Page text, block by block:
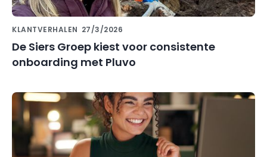
KLANTVERHALEN 27/3/2026
De Siers Groep kiest voor consistente
onboarding met Pluvo